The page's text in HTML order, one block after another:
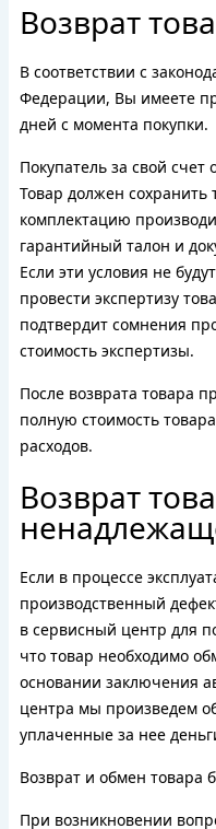
Возврат
В соответствии с
Федерации, Вы имеете
дней с момента покупки.
Покупатель за свой счет
Товар должен
комплектацию
гарантийный талон и
Если эти условия не
провести экспертизу
подтвердит сомнения
стоимость экспертизы.
После возврата товара
полную стоимость
расходов.
Возврат
Если в процессе
производственный
в сервисный центр для
что товар необходимо
основании заключения
центра мы произведем
уплаченные за нее
Возврат и обмен товара
При возникновении